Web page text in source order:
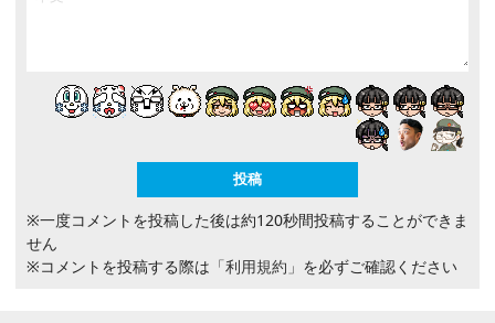
※一度コメントを投稿した後は約120秒間投稿することができま
せん
※コメントを投稿する際は 「利用規約」 を必ずご確認ください